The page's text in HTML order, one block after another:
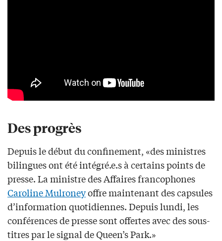
Des progrès
Depuis le début du confinement, «des ministres
bilingues ont été intégré.e.s à certains points de
presse. La ministre des Affaires francophones
Caroline Mulroneyoffre maintenant des capsules
d’information quotidiennes. Depuis lundi, les
conférences de presse sont offertes avec des sous-
titres par le signal de Queen’s Park.»